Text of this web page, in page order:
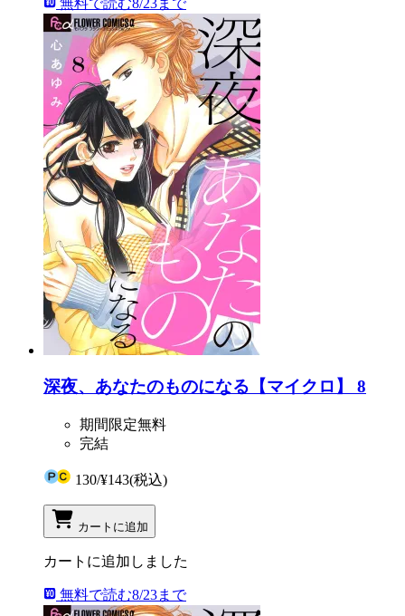
深夜、あなたのものになる【マイクロ】 8
期間限定無料
完結
130/¥143(税込)
カートに追加
カートに追加しました
無料で読む8/23まで